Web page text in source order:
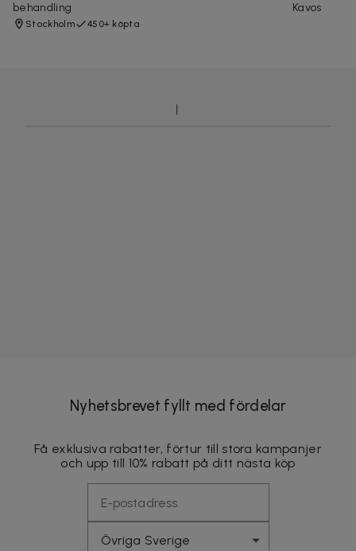
behandling
Stockholm 450+ köpta
Kavos
Nyhetsbrevet fyllt med fördelar
Få exklusiva rabatter, förtur till stora kampanjer
och upp till 10% rabatt på ditt nästa köp